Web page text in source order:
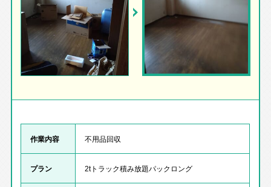
作業内容 不用品回収
プラン 2tトラック積み放題パックロング